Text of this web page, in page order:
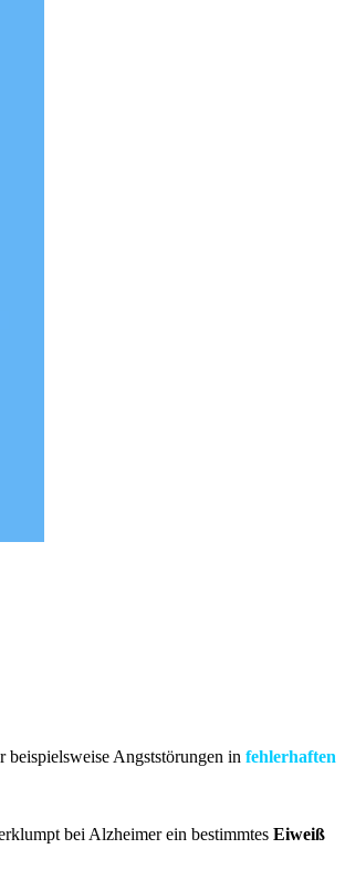
beispielsweise Angststörungen in fehlerhaften
bei Alzheimer ein bestimmtes Eiweiß